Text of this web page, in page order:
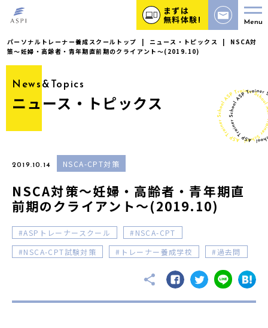
まずは
無料体験! Menu
パーソナルトレーナー養成スクールトップ | ニュース・トピックス |
NSCA対
策〜妊婦・高齢者・青年期直前期のクライアント〜(2019.10)
News&Topics
ニュース・トピックス
2019.10.14 NSCA-CPT対策
NSCA対策〜妊婦・高齢者・青年期直
前期のクライアント〜(2019.10)
ASPトレーナースクール
NSCA-CPT
NSCA-CPT試験対策
トレーナー養成学校 過去問